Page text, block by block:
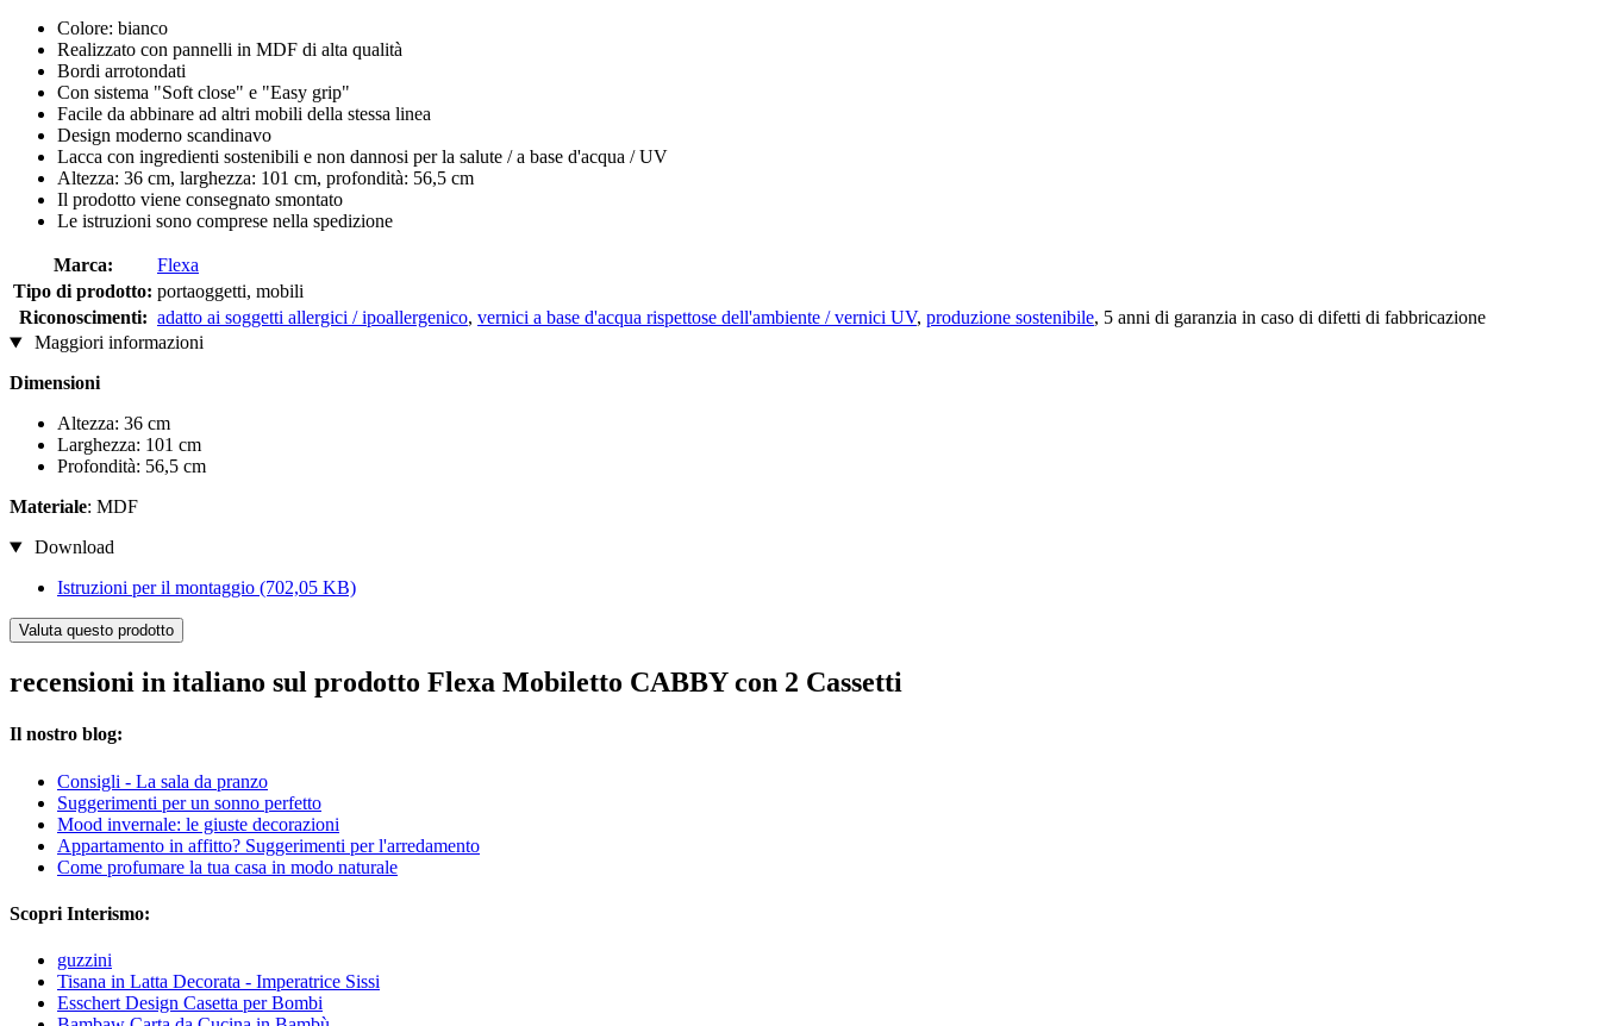
Colore: bianco
Realizzato con pannelli in MDF di alta qualità
Bordi arrotondati
Con sistema "Soft close" e "Easy grip"
Facile da abbinare ad altri mobili della stessa linea
Design moderno scandinavo
Lacca con ingredienti sostenibili e non dannosi per la salute / a base d'acqua / UV
Altezza: 36 cm, larghezza: 101 cm, profondità: 56,5 cm
Il prodotto viene consegnato smontato
Le istruzioni sono comprese nella spedizione
Marca:
Flexa
Tipo di prodotto: portaoggetti, mobili
Riconoscimenti: adatto ai soggetti allergici / ipoallergenico, vernici a base d'acqua rispettose dell'ambiente / vernici UV, produzione sostenibile, 5 anni di garanzia in caso di difetti di fabbricazione
Maggiori informazioni
Dimensioni
Altezza: 36 cm
Larghezza: 101 cm
Profondità: 56,5 cm
Materiale: MDF
Download
Istruzioni per il montaggio (702,05 KB)
Valuta questo prodotto
recensioni in italiano sul prodotto Flexa Mobiletto CABBY con 2 Cassetti
Il nostro blog:
Consigli - La sala da pranzo
Suggerimenti per un sonno perfetto
Mood invernale: le giuste decorazioni
Appartamento in affitto? Suggerimenti per l'arredamento
Come profumare la tua casa in modo naturale
Scopri Interismo:
guzzini
Tisana in Latta Decorata - Imperatrice Sissi
Esschert Design Casetta per Bombi